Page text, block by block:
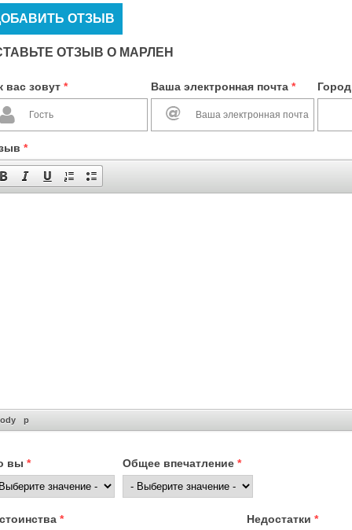
ОТЗЫВ
ОТЗЫВ О МАРЛЕН
вас зовут * Ваша электронная почта * Город
*
p
вы * Общее впечатление *
* Недостатки *